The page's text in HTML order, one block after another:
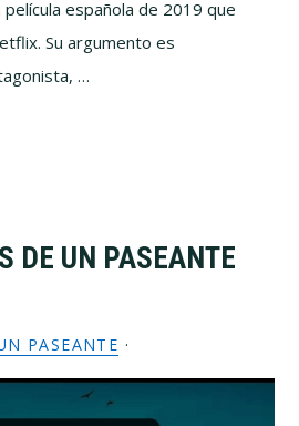
española de 2019 que
Su argumento es
…
DE UN PASEANTE
PASEANTE ·